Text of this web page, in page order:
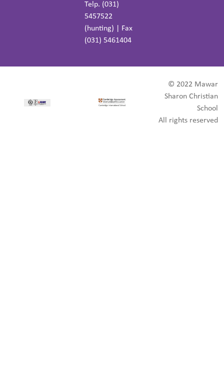
Telp. (031)
5457522
(hunting) | Fax
(031) 5461404
© 2022 Mawar
Sharon Christian
School
All rights reserved